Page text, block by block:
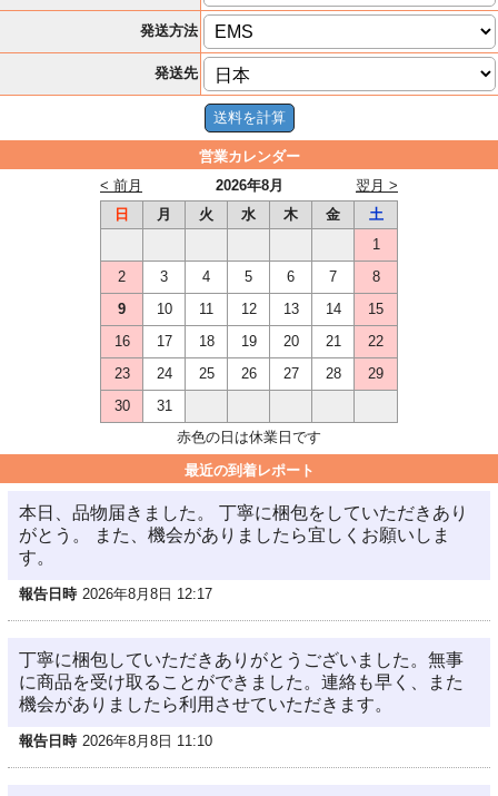
発送方法
発送先
営業カレンダー
2026年8月
< 前月
翌月 >
日
月 火 水 木 金
土
1
2
3 4 5 6 7
8
9
10 11 12 13 14
15
16
17 18 19 20 21
22
23
24 25 26 27 28
29
30
31
赤色の日は休業日です
最近の到着レポート
本日、品物届きました。 丁寧に梱包をしていただきあり
がとう。 また、機会がありましたら宜しくお願いしま
す。
報告日時 2026年8月8日 12:17
丁寧に梱包していただきありがとうございました。無事
に商品を受け取ることができました。連絡も早く、また
機会がありましたら利用させていただきます。
報告日時 2026年8月8日 11:10